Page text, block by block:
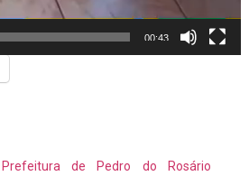
00:43
Prefeitura de Pedro do Rosário